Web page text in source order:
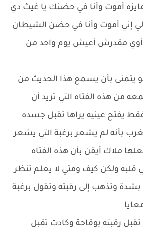
أموت وأنا في حضنك يا غيث دي
إني أموت وأنا في حضن الشيطان
مقدرش أعيش يوم واحد من
يتمنى بأن يسمع هذا الحديث من
من هذه الفتاه التي تريد أن
يفتح عينيه يراها تقبل جسده
بأنه لم يشعر برغبة التي يشعر
ملاك أيقن بأن هذه الفتاه
ولكن كيف ومتي لا يعلم تنظر
بشدة وتذهب إلى رقبته وتقول برغبة
رقبته بوقاحة وكادت تقبل